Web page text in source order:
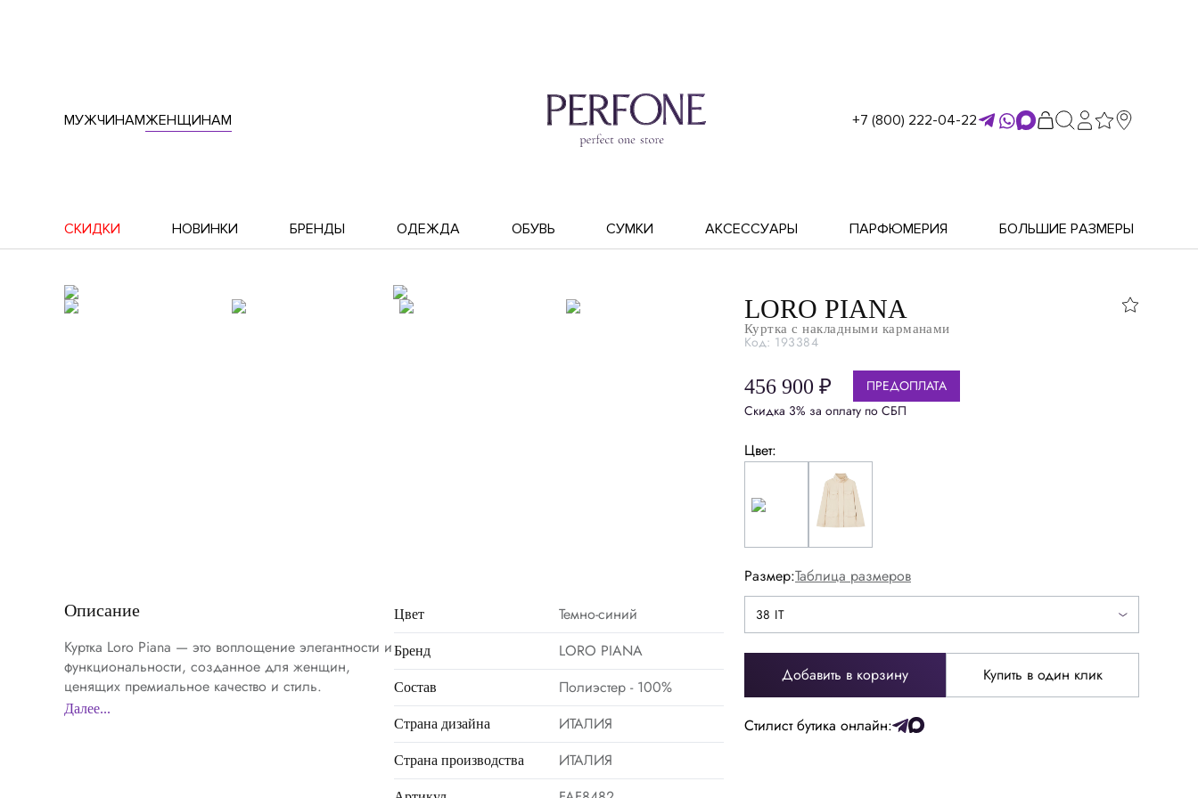
МУЖЧИНАМЖЕНЩИНАМ +7 (800) 222-04-22
СКИДКИ НОВИНКИ БРЕНДЫ ОДЕЖДА ОБУВЬ СУМКИ АКСЕССУАРЫ ПАРФЮМЕРИЯ БОЛЬШИЕ РАЗМЕРЫ
LORO PIANA
Куртка с накладными карманами
Код: 193384
456 900 ₽
ПРЕДОПЛАТА
Скидка 3% за оплату по СБП
Цвет:
Размер:Таблица размеров
38 IT
38 IT
40 IT
Добавить в корзину Купить в один клик
Стилист бутика онлайн:
Описание
Куртка Loro Piana — это воплощение элегантности и
функциональности, созданное для женщин,
ценящих премиальное качество и стиль.
Изготовленная из высококачественного материала,
Далее...
Цвет Темно-синий
Бренд LORO PIANA
Состав Полиэстер - 100%
Страна дизайна ИТАЛИЯ
Страна производства ИТАЛИЯ
38 40 42 44 46
48
50
52 54